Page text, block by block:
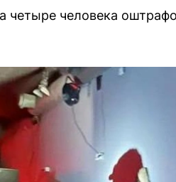
четыре человека